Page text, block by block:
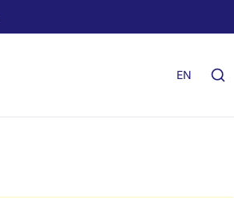
EN